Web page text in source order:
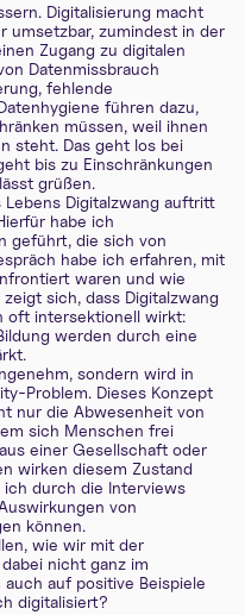
Digitalisierung macht
umsetzbar, zumindest in der
Zugang zu digitalen
Datenmissbrauch
fehlende
führen dazu,
müssen, weil ihnen
steht. Das geht los bei
bis zu Einschränkungen
grüßen.
Digitalzwang auftritt
habe ich
geführt, die sich von
habe ich erfahren, mit
waren und wie
sich, dass Digitalzwang
oft intersektionell wirkt:
werden durch eine
sondern wird in
Problem. Dieses Konzept
nur die Abwesenheit von
sich Menschen frei
einer Gesellschaft oder
wirken diesem Zustand
ich durch die Interviews
von
können.
wie wir mit der
nicht ganz im
auf positive Beispiele
digitalisiert?